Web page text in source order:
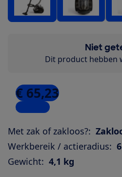
Niet
Dit product hebben
€ 65,23
2 winkels
Met zak of zakloos?:
Werkbereik / actieradius:
Gewicht: 4,1 kg